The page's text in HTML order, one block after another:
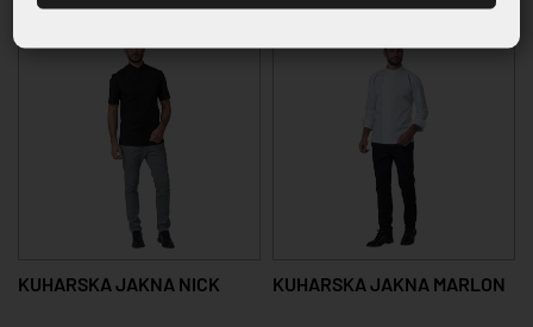
KUHARSKA JAKNA NICK KUHARSKA JAKNA MARLON